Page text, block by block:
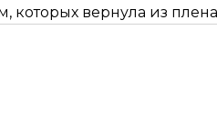
которых вернула из